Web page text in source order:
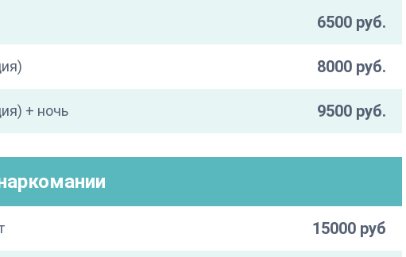
6500 руб.
8000 руб.
+ ночь 9500 руб.
15000 руб